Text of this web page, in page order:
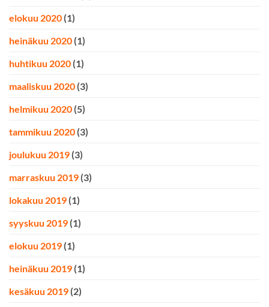
elokuu 2020 (1)
heinäkuu 2020 (1)
huhtikuu 2020 (1)
maaliskuu 2020 (3)
helmikuu 2020 (5)
tammikuu 2020 (3)
joulukuu 2019 (3)
marraskuu 2019 (3)
lokakuu 2019 (1)
syyskuu 2019 (1)
elokuu 2019 (1)
heinäkuu 2019 (1)
kesäkuu 2019 (2)